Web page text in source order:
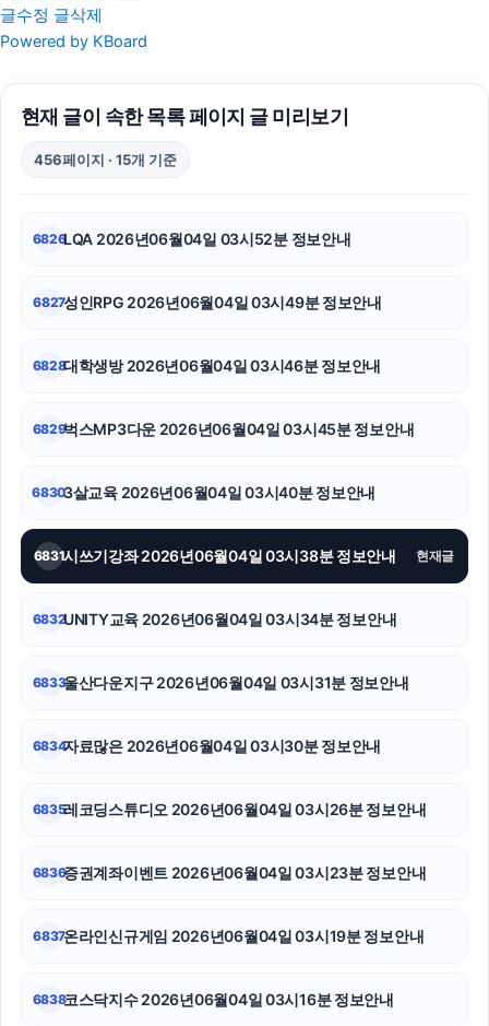
동탄피부과
폰테크
강남치과
하남하수구막힘
폰테크
글수정 글삭제
Powered by KBoard
현재 글이 속한 목록 페이지 글 미리보기
456페이지 · 15개 기준
6826LQA 2026년06월04일 03시52분 정보안내
6827성인RPG 2026년06월04일 03시49분 정보안내
6828대학생방 2026년06월04일 03시46분 정보안내
6829벅스MP3다운 2026년06월04일 03시45분 정보안내
68303살교육 2026년06월04일 03시40분 정보안내
6831시쓰기강좌 2026년06월04일 03시38분 정보안내 현재글
6832UNITY교육 2026년06월04일 03시34분 정보안내
6833울산다운지구 2026년06월04일 03시31분 정보안내
6834자료많은 2026년06월04일 03시30분 정보안내
6835레코딩스튜디오 2026년06월04일 03시26분 정보안내
6836증권계좌이벤트 2026년06월04일 03시23분 정보안내
6837온라인신규게임 2026년06월04일 03시19분 정보안내
6838코스닥지수 2026년06월04일 03시16분 정보안내